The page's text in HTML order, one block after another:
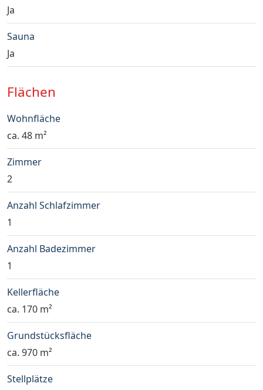
Ja
Sauna
Ja
Flächen
Wohnfläche
ca. 48 m²
Zimmer
2
Anzahl Schlafzimmer
1
Anzahl Badezimmer
1
Kellerfläche
ca. 170 m²
Grundstücksfläche
ca. 970 m²
Stellplätze